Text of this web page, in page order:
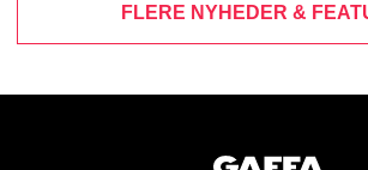
FLERE NYHEDER &